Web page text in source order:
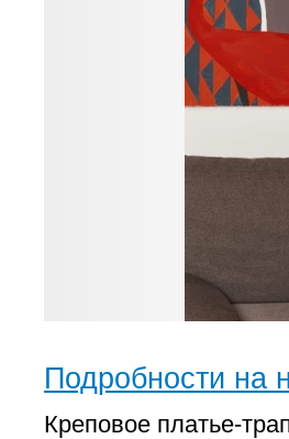
Подробности на
Креповое платье-